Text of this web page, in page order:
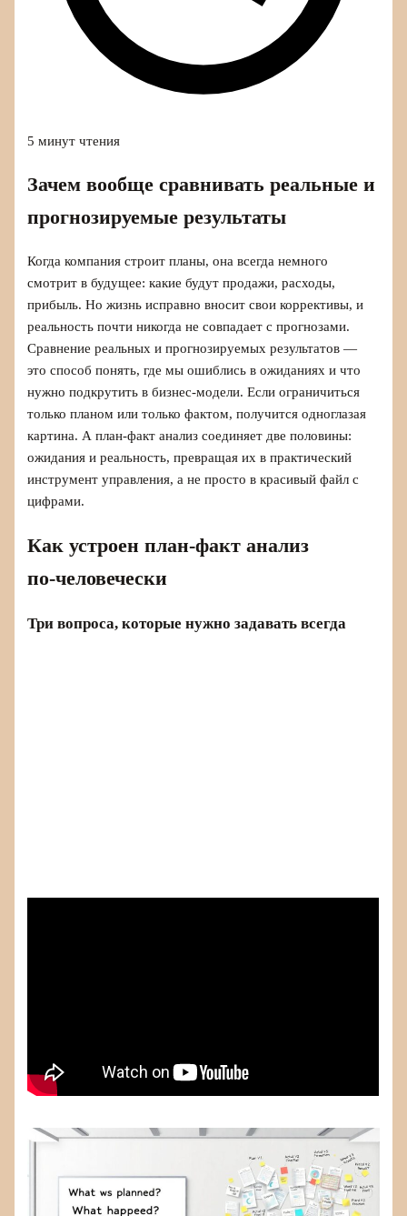
5 минут чтения
Зачем вообще сравнивать реальные и
прогнозируемые результаты
Когда компания строит планы, она всегда немного
смотрит в будущее: какие будут продажи, расходы,
прибыль. Но жизнь исправно вносит свои коррективы, и
реальность почти никогда не совпадает с прогнозами.
Сравнение реальных и прогнозируемых результатов —
это способ понять, где мы ошиблись в ожиданиях и что
нужно подкрутить в бизнес-модели. Если ограничиться
только планом или только фактом, получится одноглазая
картина. А план‑факт анализ соединяет две половины:
ожидания и реальность, превращая их в практический
инструмент управления, а не просто в красивый файл с
цифрами.
Как устроен план‑факт анализ
по‑человечески
Три вопроса, которые нужно задавать всегда